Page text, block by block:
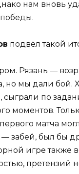
нам вновь
подвёл такой
Рязань —
но мы дали бой.
сыграли по
моментов.
матча
забей, был бы
игре также
претензий